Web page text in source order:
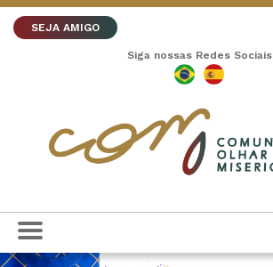
SEJA AMIGO
Siga nossas Redes Sociais